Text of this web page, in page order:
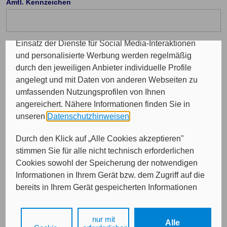
Programme sowie für personalisierte Werbung.
weitere Verantwortliche weitergegeben. Bei dem
Einsatz der Dienste für Social Media-Interaktionen
und personalisierte Werbung werden regelmäßig
durch den jeweiligen Anbieter individuelle Profile
angelegt und mit Daten von anderen Webseiten zu
umfassenden Nutzungsprofilen von Ihnen
angereichert. Nähere Informationen finden Sie in
unseren Datenschutzhinweisen
Durch den Klick auf „Alle Cookies akzeptieren"
stimmen Sie für alle nicht technisch erforderlichen
Cookies sowohl der Speicherung der notwendigen
Informationen in Ihrem Gerät bzw. dem Zugriff auf die
bereits in Ihrem Gerät gespeicherten Informationen
Ihrer Daten zu den angegebenen Zwecken in unseren
Datenschutzhinweisengemäß Art. 6 Abs. 1 lit. a
Alle
nur mit
Amtl. Kennzeichen
Telefon Vorwahl: (optional)
Durchwahl (optional)